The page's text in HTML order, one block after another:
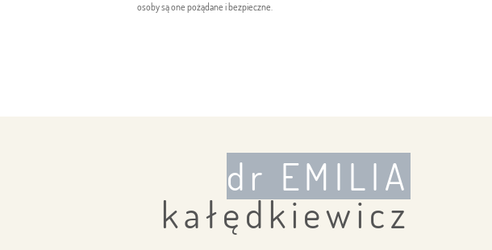
osoby są one pożądane i bezpieczne.
dr EMILIA
kałędkiewicz